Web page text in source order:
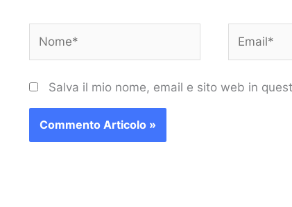
Salva il mio nome, email e sito web in